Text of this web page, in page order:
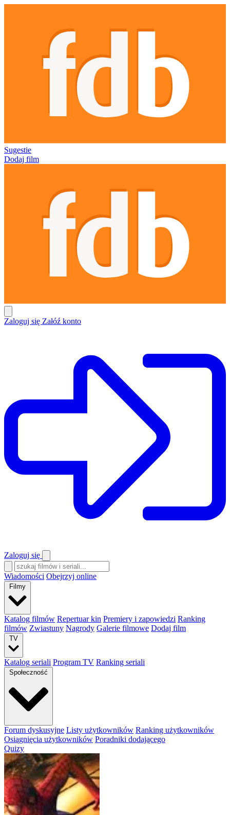
Sugestie
Dodaj film
Zaloguj się Załóź konto
Zaloguj się
Wiadomości Obejrzyj online
Filmy
Katalog filmów Repertuar kin Premiery i zapowiedzi Ranking
filmów Zwiastuny Nagrody Galerie filmowe Dodaj film
TV
Katalog seriali Program TV Ranking seriali
Społeczność
Forum dyskusyjne Listy użytkowników Ranking użytkowników
Osiągnięcia użytkowników Poradniki dodającego
Quizy